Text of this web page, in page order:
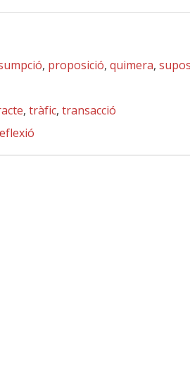
, proposició, quimera,
, tràfic, transacció